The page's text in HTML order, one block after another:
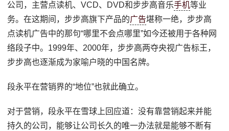
公司，主营点读机、VCD、DVD和步步高音乐手机等业
务。在这期间，步步高旗下产品的广告堪称一绝，步步高
点读机广告中的那句“哪里不会点哪里”如今还被用于各种网
络段子中。1999年、2000年，步步高两夺央视广告标王，
步步高也逐渐成为家喻户晓的中国名牌。
段永平在营销界的“地位”也就此确立。
对于营销，段永平在雪球上回应道：没有靠营销起来并能
持久的公司，能够让公司长久的唯一办法就是能够不断有